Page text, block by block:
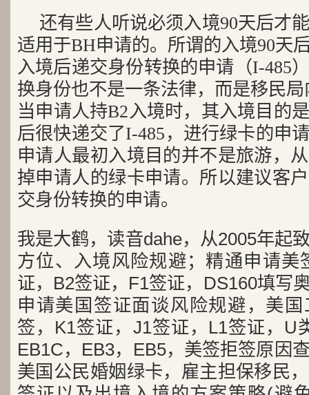
还有些人听说必须入境90天后才
适用于BH申请的。所谓的入境90天
入境后递交身份转换的申请（I-485
换身份也不是一条法律，而是移民
当申请人持B2入境时，其入境目的
后很快递交了I-485，进行绿卡的申
申请人最初入境目的并不是旅游，
掉申请人的绿卡申请。所以建议客
交身份转换的申请。
我是大鹤，读音dahe，从2005年起
方位、入境风险规避；精通申请美
证，B2签证，F1签证，DS160填写
申请美国签证面谈风险规避，美
签，K1签证，J1签证，L1签证，U
EB1C，EB3，EB5，美签拒签原因
美国公民婚姻绿卡，雇主担保移民